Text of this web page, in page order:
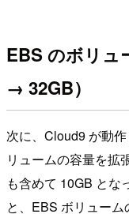
EBS のボリュ
→ 32GB）
次に、Cloud9 が動
リュームの容量を拡
も含めて 10GB とな
と、EBS ボリュー